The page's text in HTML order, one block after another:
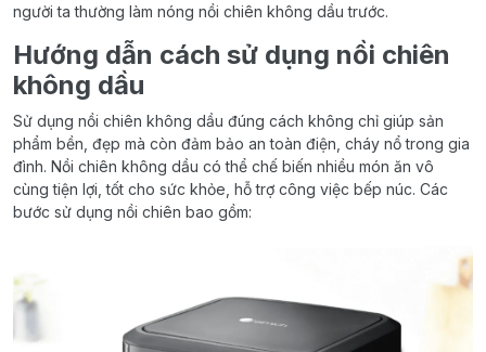
người ta thường làm nóng nồi chiên không dầu trước.
Hướng dẫn cách sử dụng nồi chiên
không dầu
Sử dụng nồi chiên không dầu đúng cách không chỉ giúp sản
phẩm bền, đẹp mà còn đảm bảo an toàn điện, cháy nổ trong gia
đình. Nồi chiên không dầu có thể chế biến nhiều món ăn vô
cùng tiện lợi, tốt cho sức khỏe, hỗ trợ công việc bếp núc. Các
bước sử dụng nồi chiên bao gồm: